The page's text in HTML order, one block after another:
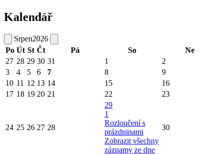
Kalendář
Srpen2026
Po Út St Čt Pá So
Ne
27 28 29 30 31 1
2
3
4 5 6 7 8
9
10 11 12 13 14 15
16
17 18 19 20 21 22 23
24 25 26 27 28
29
1
Rozloučení s
prázdninami
Zobrazit všechny
záznamy ze dne
30